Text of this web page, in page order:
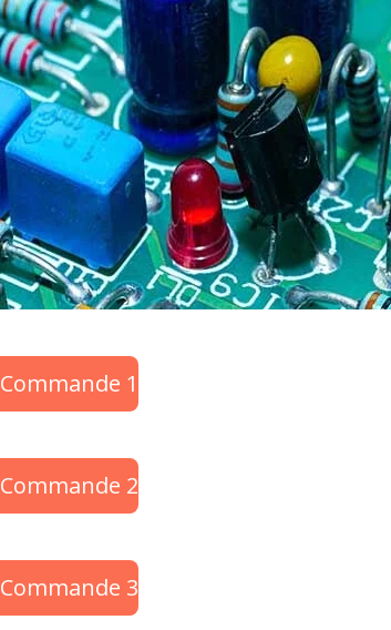
Commande 1
Commande 2
Commande 3